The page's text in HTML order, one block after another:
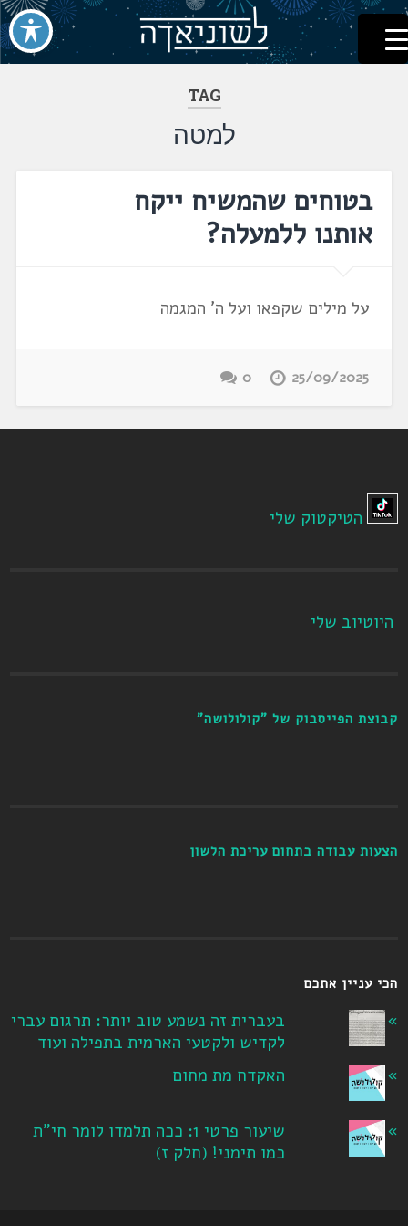
דלג
לתוכן
לשוניאדה
עברית. לשון. שפה
TAG
למטה
בטוחים שהמשיח ייקח
אותנו ללמעלה?
על מילים שקפאו ועל ה' המגמה
25/09/2025
0
הטיקטוק שלי
היוטיוב שלי
קבוצת הפייסבוק של "קולולושה"
הצעות עבודה בתחום עריכת הלשון
הכי עניין אתכם
בעברית זה נשמע טוב יותר: תרגום עברי
לקדיש ולקטעי הארמית בתפילה ועוד
האקדח מת מחום
שיעור פרטי 1: ככה תלמדו לומר חי"ת
כמו תימני! ‏(חלק ז‏)